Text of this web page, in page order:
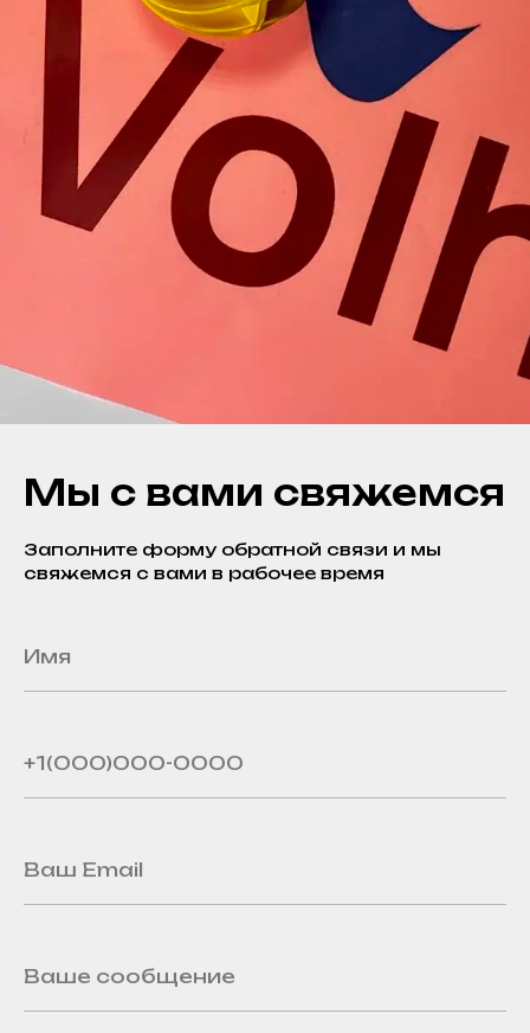
Мы с вами свяжемся
Заполните форму обратной связи и мы
свяжемся с вами в рабочее время